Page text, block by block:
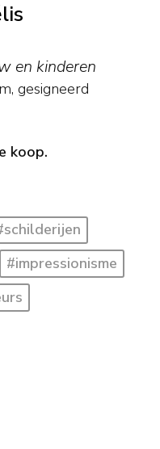
en kinderen
gesigneerd
koop.
#impressionisme